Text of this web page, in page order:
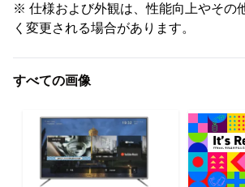
※ 仕様および外観は、性能向上やその
く変更される場合があります。
すべての画像